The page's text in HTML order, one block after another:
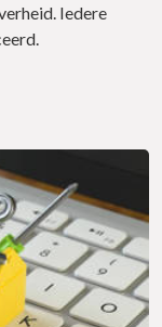
Iedere